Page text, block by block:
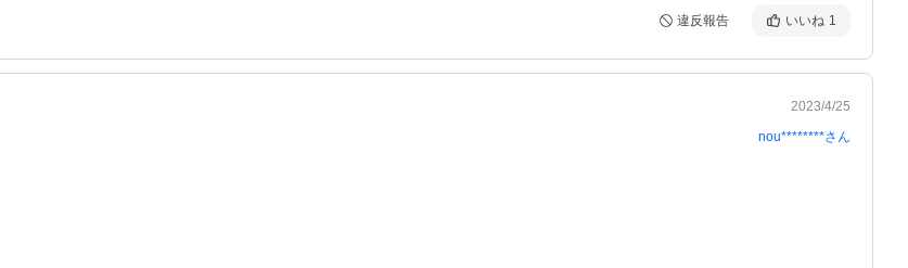
違反報告 いいね 1
2023/4/25
nou********さん